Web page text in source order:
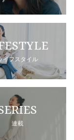
イフスタイル
連載